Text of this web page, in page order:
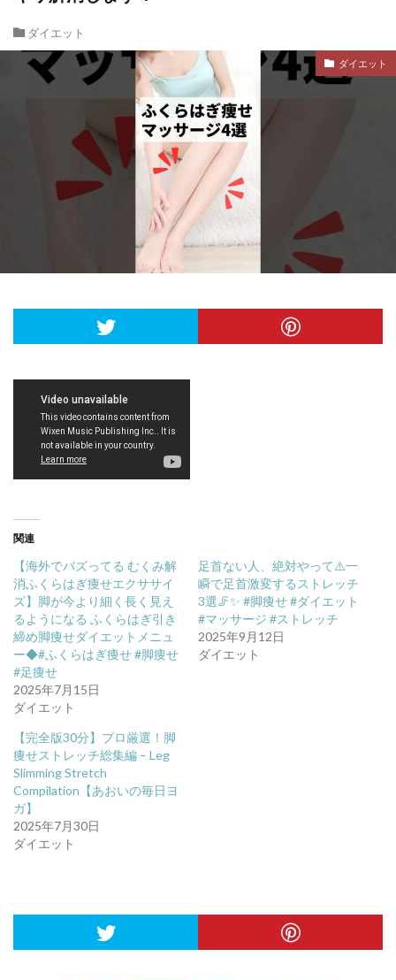
ダイエット
ダイエット
関連
【海外でバズってる むくみ解
消ふくらはぎ痩せエクササイ
ズ】脚が今より細く長く見え
るようになる ふくらはぎ引き
締め脚痩せダイエットメニュ
ー◆#ふくらはぎ痩せ #脚痩せ
#足痩せ
2025年7月15日
ダイエット
足首ない人、絶対やって⚠️一
瞬で足首激変するストレッチ
3選🦵✨️ #脚痩せ #ダイエット
#マッサージ #ストレッチ
2025年9月12日
ダイエット
【完全版30分】プロ厳選！脚
痩せストレッチ総集編 – Leg
Slimming Stretch
Compilation【あおいの毎日ヨ
ガ】
2025年7月30日
ダイエット